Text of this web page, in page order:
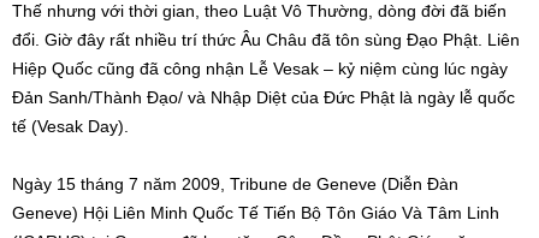
Thế nhưng với thời gian, theo Luật Vô Thường, dòng đời đã biến
đổi. Giờ đây rất nhiều trí thức Âu Châu đã tôn sùng Đạo Phật. Liên
Hiệp Quốc cũng đã công nhận Lễ Vesak – kỷ niệm cùng lúc ngày
Đản Sanh/Thành Đạo/ và Nhập Diệt của Đức Phật là ngày lễ quốc
tế (Vesak Day).
Ngày 15 tháng 7 năm 2009, Tribune de Geneve (Diễn Đàn
Geneve) Hội Liên Minh Quốc Tế Tiến Bộ Tôn Giáo Và Tâm Linh